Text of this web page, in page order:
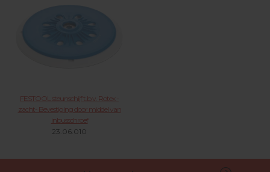
FESTOOL steunschijf t.b.v. Rotex -
zacht- Bevestiging door middel van
inbusschroef
23.06.010